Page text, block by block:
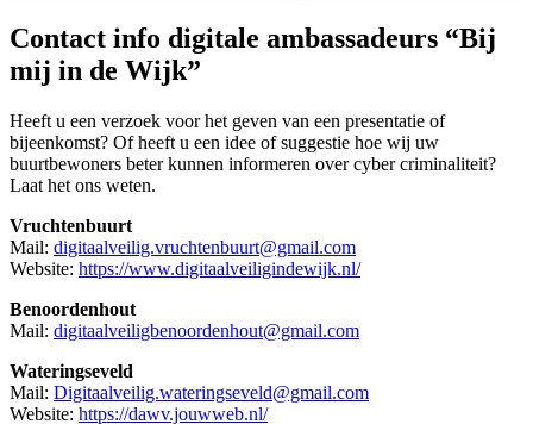
Contact info digitale ambassadeurs “Bij
mij in de Wijk”
Heeft u een verzoek voor het geven van een presentatie of
bijeenkomst? Of heeft u een idee of suggestie hoe wij uw
buurtbewoners beter kunnen informeren over cyber criminaliteit?
Laat het ons weten.
Vruchtenbuurt
Mail: digitaalveilig.vruchtenbuurt@gmail.com
Website: https://www.digitaalveiligindewijk.nl/
Benoordenhout
Mail: digitaalveiligbenoordenhout@gmail.com
Wateringseveld
Mail: Digitaalveilig.wateringseveld@gmail.com
Website: https://dawv.jouwweb.nl/